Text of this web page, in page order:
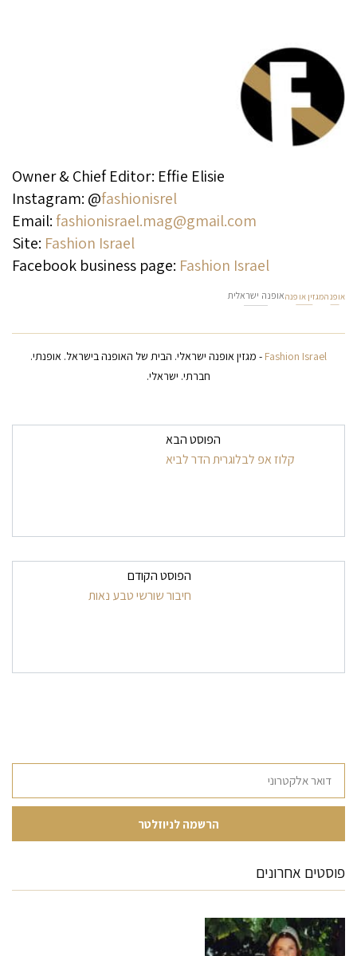
Owner & Chief Editor: Effie Elisie
Instagram: @fashionisrel
Email:fashionisrael.mag@gmail.com
Site: Fashion Israel
Facebook business page: Fashion Israel
אופנהמגזין אופנהאופנה ישראלית
Fashion Israel - מגזין אופנה ישראלי. הבית של האופנה בישראל. אופנתי.
חברתי. ישראלי.
ניווט בפרסומיםהפוסט הבא
קלוז אפ לבלוגרית הדר לביא
הפוסט הקודם
חיבור שורשי טבע נאות
פוסטים אחרונים